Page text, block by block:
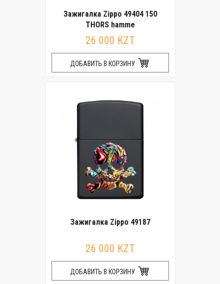
Зажигалка Zippo 49404 150
THORS hamme
26 000 KZT
ДОБАВИТЬ В КОРЗИНУ
Зажигалка Zippo 49187
26 000 KZT
ДОБАВИТЬ В КОРЗИНУ